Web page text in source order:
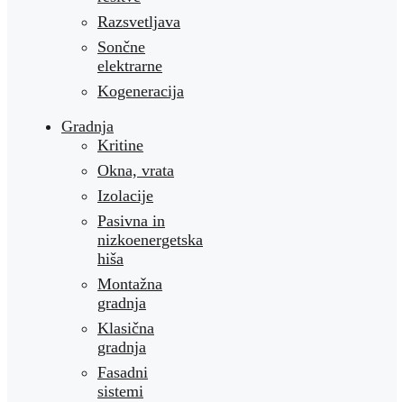
Razsvetljava
Sončne
elektrarne
Kogeneracija
Gradnja
Kritine
Okna, vrata
Izolacije
Pasivna in
nizkoenergetska
hiša
Montažna
gradnja
Klasična
gradnja
Fasadni
sistemi